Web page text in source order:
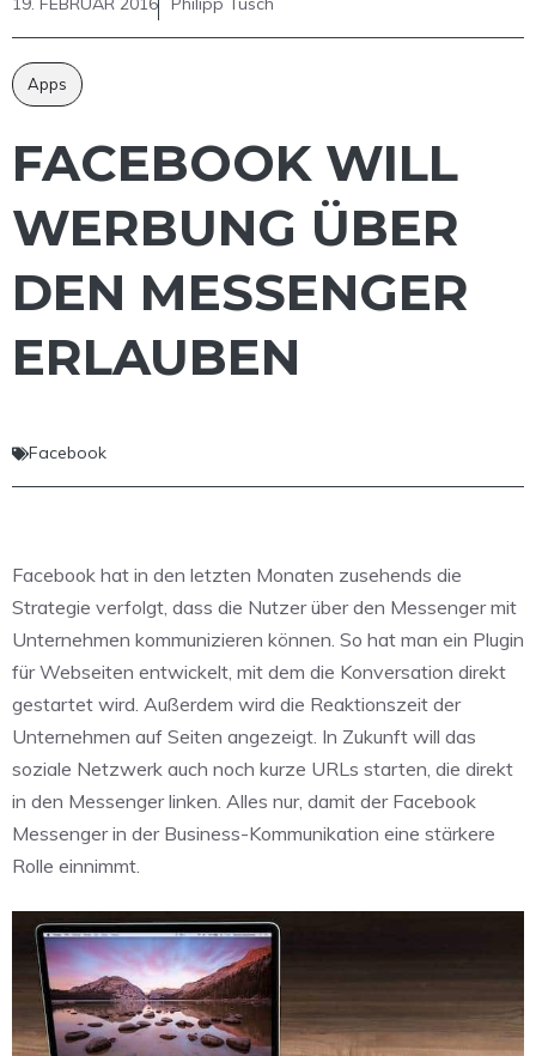
Apps
FACEBOOK WILL
WERBUNG ÜBER
DEN MESSENGER
ERLAUBEN
Facebook
Facebook hat in den letzten Monaten zusehends die
Strategie verfolgt, dass die Nutzer über den Messenger mit
Unternehmen kommunizieren können. So hat man ein Plugin
für Webseiten entwickelt, mit dem die Konversation direkt
gestartet wird. Außerdem wird die Reaktionszeit der
Unternehmen auf Seiten angezeigt. In Zukunft will das
soziale Netzwerk auch noch kurze URLs starten, die direkt
in den Messenger linken. Alles nur, damit der Facebook
Messenger in der Business-Kommunikation eine stärkere
Rolle einnimmt.